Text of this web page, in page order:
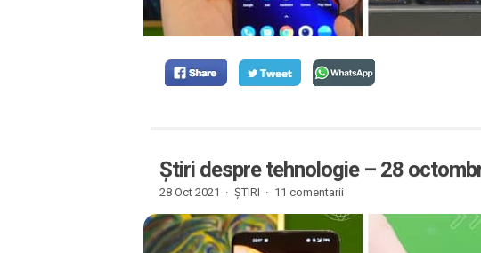
Știri despre tehnologie – 28
28 Oct 2021 · ȘTIRI · 11 comentarii